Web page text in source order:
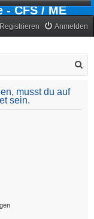
- CFS / ME
Anmelden
Registrieren
musst du auf
sein.